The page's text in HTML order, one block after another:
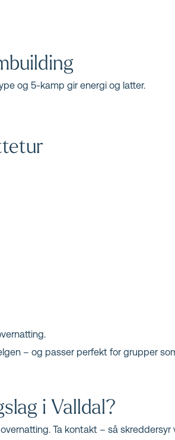
og 5-kamp gir energi og latter.
– og passer perfekt for grupper
i Valldal?
Ta kontakt – så skreddersyr